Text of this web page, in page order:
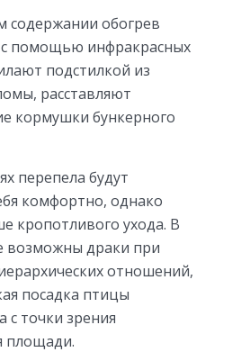
содержании обогрев
помощью инфракрасных
подстилкой из
расставляют
кормушки бункерного
перепела будут
комфортно, однако
кропотливого ухода. В
возможны драки при
отношений,
посадка птицы
с точки зрения
площади.